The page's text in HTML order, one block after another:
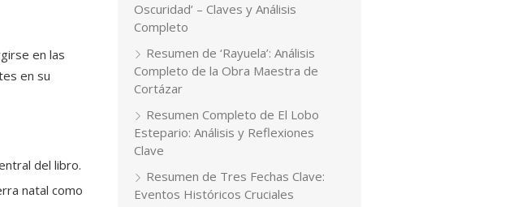
en las
en su
del libro.
natal como
Oscuridad’ – Claves y Análisis
Completo
Resumen de ‘Rayuela’: Análisis
Completo de la Obra Maestra de
Cortázar
Resumen Completo de El Lobo
Estepario: Análisis y Reflexiones
Clave
Resumen de Tres Fechas Clave:
Eventos Históricos Cruciales